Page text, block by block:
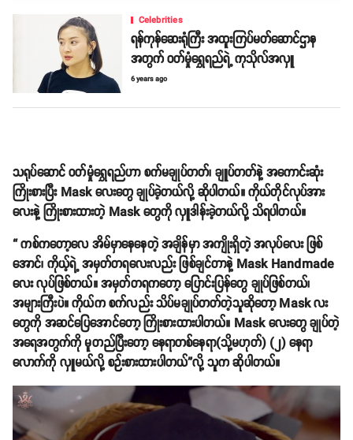
Celebrities
ရန်ကုန်ဆေးရုံကြီး အထူးကြပ်မတ်ဆောင်ဌာန
အတွက် ဝတ်မှုံရွှေရည်ရဲ့ ကုသိုလ်အလှူ
6 years ago
သရုပ်ဆောင် ဝတ်မှုံရွှေရည်ဟာ စက်မချုပ်တတ်၊ ချူပ်တတ်နဲ့ အကောင်းဆုံး
ကြိုးစားပြီး Mask လေးတွေ ချုပ်ခဲ့တယ်လို့ ဆိုပါတယ်။ ကိုယ်တိုင်လုပ်အား
လေးနဲ့ ကြိုးစားထားတဲ့ Mask တွေကို လှူဒါန်းခဲ့တယ်လို့ သိရပါတယ်။
“ ကစ်ကတော့လေ အိမ်မှာနေနေတဲ့ အချိန်မှာ အကျိုးရှိတဲ့ အလုပ်လေး ဖြစ်
အောင်၊ ကိုယ့်ရဲ့ အမှတ်တရလေးလည်း ဖြစ်ချင်တာနဲ့ Mask Handmade
လေး လုပ်ဖြစ်တယ်။ အမှတ်တရကတော့ ပြောင်းပြန်တွေ ချုပ်ဖြစ်တယ်၊
အများကြီးပဲ။ ကိုယ်က စက်လည်း သိပ်မချုပ်တတ်တဲ့သူဆိုတော့ Mask လး
တွေကို အဆင်ပြေအောင်တော့ ကြိုးစားထားပါတယ်။ Mask လေးတွေ ချုပ်တဲ့
အရေအတွက်ကို မူတည်ပြီးတော့ နေရာတစ်နေရာ(သို့မဟုတ်) (၂) နေရာ
လောက်ကို လှူမယ်လို့ စဉ်းစားထားပါတယ်”လို့ သူက ဆိုပါတယ်။